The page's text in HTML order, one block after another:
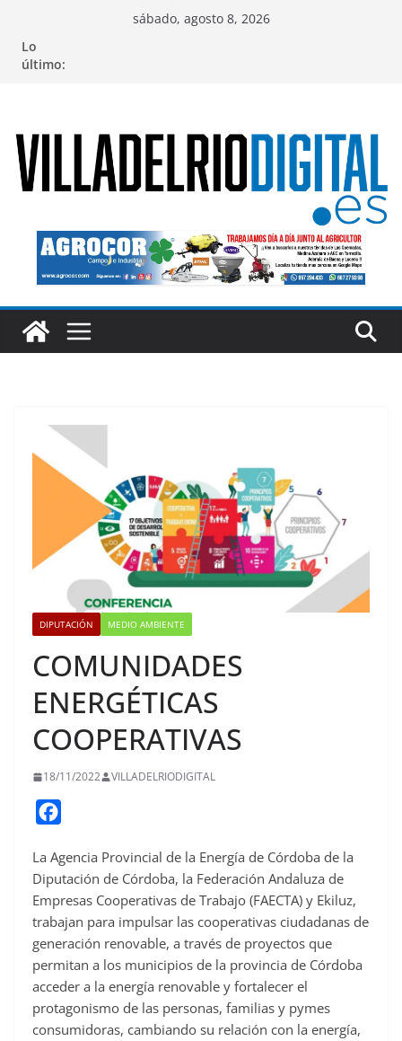
contenido
sábado, agosto 8, 2026
Lo
último:
DIPUTACIÓN MEDIO AMBIENTE
COMUNIDADES
ENERGÉTICAS
COOPERATIVAS
18/11/2022 VILLADELRIODIGITAL
c
e
b
o
o
k
La Agencia Provincial de la Energía de Córdoba de la
Diputación de Córdoba, la Federación Andaluza de
Empresas Cooperativas de Trabajo (FAECTA) y Ekiluz,
trabajan para impulsar las cooperativas ciudadanas de
generación renovable, a través de proyectos que
permitan a los municipios de la provincia de Córdoba
acceder a la energía renovable y fortalecer el
protagonismo de las personas, familias y pymes
consumidoras, cambiando su relación con la energía,